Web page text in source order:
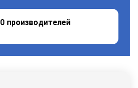
производителей